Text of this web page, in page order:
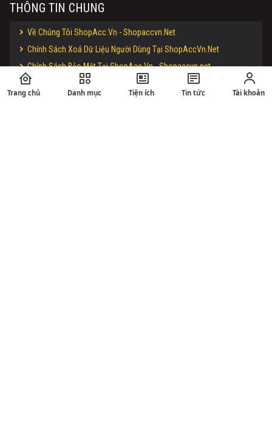
Trang chủ Danh mục Tiện ích Tin tức Tài khoản
THÔNG TIN CHUNG
Về Chúng Tôi ShopAcc.Vn - Shopaccvn.Net
Chính Sách Xoá Dữ Liệu Người Dùng Tại ShopAccVn.Net
Chính Sách Bảo Mật Tại ShopAcc.Vn - Shopaccvn.net
Điều Khoản Sử Dụng Website ShopAcc.Vn - ShopAccvn.Net
Chính Sách Bán Hàng/Đổi Trả Tại ShopAcc.Vn - ShopAccvn.net